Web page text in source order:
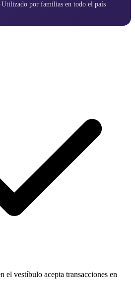
·Utilizado por familias en todo el país
el vestíbulo acepta transacciones en